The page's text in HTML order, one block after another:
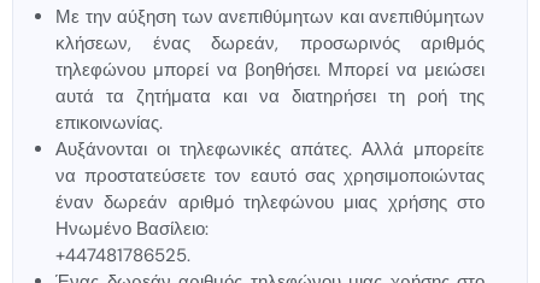
Με την αύξηση των ανεπιθύμητων και ανεπιθύμητων
κλήσεων, ένας δωρεάν, προσωρινός αριθμός
τηλεφώνου μπορεί να βοηθήσει. Μπορεί να μειώσει
αυτά τα ζητήματα και να διατηρήσει τη ροή της
επικοινωνίας.
Αυξάνονται οι τηλεφωνικές απάτες. Αλλά μπορείτε
να προστατεύσετε τον εαυτό σας χρησιμοποιώντας
έναν δωρεάν αριθμό τηλεφώνου μιας χρήσης στο
Ηνωμένο Βασίλειο:
+447481786525.